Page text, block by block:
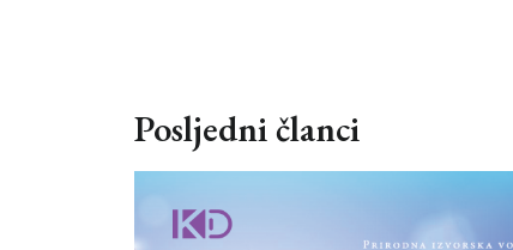
Posljedni članci